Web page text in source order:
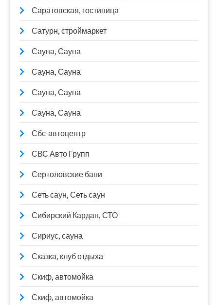
Саратовская, гостиница
Сатурн, строймаркет
Сауна, Сауна
Сауна, Сауна
Сауна, Сауна
Сауна, Сауна
Сбс-автоцентр
СВС Авто Групп
Сертоловские бани
Сеть саун, Сеть саун
Сибирский Кардан, СТО
Сириус, сауна
Сказка, клуб отдыха
Скиф, автомойка
Скиф, автомойка